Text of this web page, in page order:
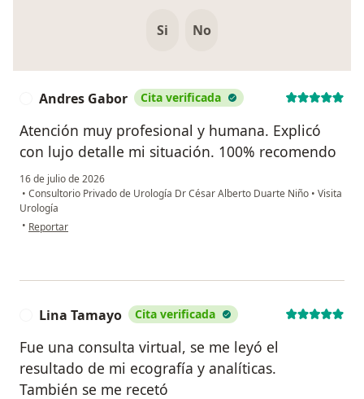
Si No
Andres Gabor Cita verificada
Atención muy profesional y humana. Explicó
con lujo detalle mi situación. 100% recomendo
16 de julio de 2026
• Consultorio Privado de Urología Dr César Alberto Duarte Niño • Visita
Urología
• en opinión del usuario Andres Gabor
Reportar
Lina Tamayo Cita verificada
Fue una consulta virtual, se me leyó el
resultado de mi ecografía y analíticas.
También se me recetó